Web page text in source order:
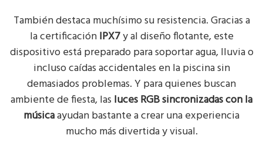
También destaca muchísimo su resistencia. Gracias a
la certificaciónIPX7y al diseño flotante, este
dispositivo está preparado para soportar agua, lluvia o
incluso caídas accidentales en la piscina sin
demasiados problemas. Y para quienes buscan
ambiente de fiesta, las luces RGB sincronizadas con la
músicaayudan bastante a crear una experiencia
mucho más divertida y visual.